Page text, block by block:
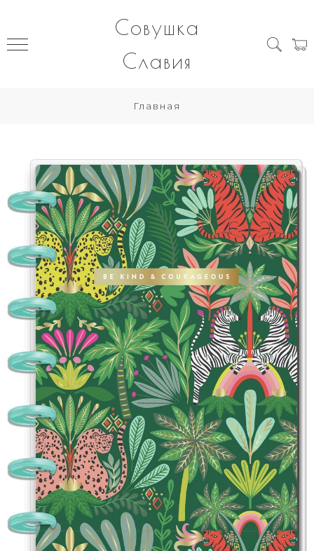
Совушка
Славия
Главная